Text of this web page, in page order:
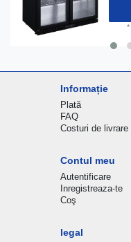
*
Informație
Plată
FAQ
Costuri de livrare
Contul meu
Autentificare
Inregistreaza-te
Coş
legal